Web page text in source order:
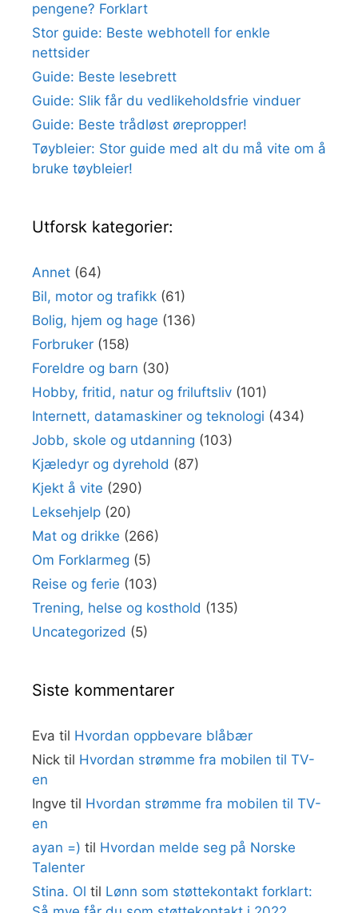
pengene? Forklart
Stor guide: Beste webhotell for enkle
nettsider
Guide: Beste lesebrett
Guide: Slik får du vedlikeholdsfrie vinduer
Guide: Beste trådløst ørepropper!
Tøybleier: Stor guide med alt du må vite om å
bruke tøybleier!
Utforsk kategorier:
Annet (64)
Bil, motor og trafikk (61)
Bolig, hjem og hage (136)
Forbruker (158)
Foreldre og barn (30)
Hobby, fritid, natur og friluftsliv (101)
Internett, datamaskiner og teknologi (434)
Jobb, skole og utdanning (103)
Kjæledyr og dyrehold (87)
Kjekt å vite (290)
Leksehjelp (20)
Mat og drikke (266)
Om Forklarmeg (5)
Reise og ferie (103)
Trening, helse og kosthold (135)
Uncategorized (5)
Siste kommentarer
Eva til Hvordan oppbevare blåbær
Nick til Hvordan strømme fra mobilen til TV-
en
Ingve til Hvordan strømme fra mobilen til TV-
en
ayan =) til Hvordan melde seg på Norske
Talenter
Stina. Ol til Lønn som støttekontakt forklart: